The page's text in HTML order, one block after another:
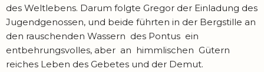
des Weltlebens. Darum folgte Gregor der Einladung des
Jugendgenossen, und beide führten in der Bergstille an
den rauschenden Wassern des Pontus ein
entbehrungsvolles, aber an himmlischen Gütern
reiches Leben des Gebetes und der Demut.